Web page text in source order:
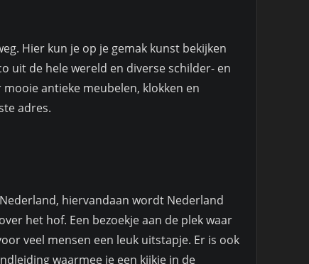
Hier kun je op je gemak kunst bekijken
uit de hele wereld en diverse schilder- en
antieke meubelen, klokken en
adres.
hiervandaan wordt Nederland
het hof. Een bezoekje aan de plek waar
veel mensen een leuk uitstapje. Er is ook
waarmee je een kijkje in de